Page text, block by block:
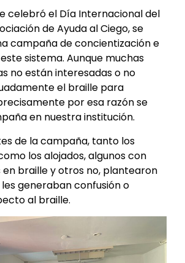
celebró el Día Internacional del
de Ayuda al Ciego, se
campaña de concientización e
sistema. Aunque muchas
no están interesadas o no
el braille para
por esa razón se
en nuestra institución.
de la campaña, tanto los
los alojados, algunos con
braille y otros no, plantearon
generaban confusión o
al braille.